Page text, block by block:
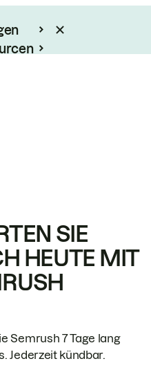
SIE
HEUTE MIT
Semrush 7 Tage lang
Jederzeit kündbar.